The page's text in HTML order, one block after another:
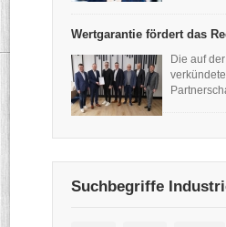
Wertgarantie fördert das
Die auf
Suchbegriffe